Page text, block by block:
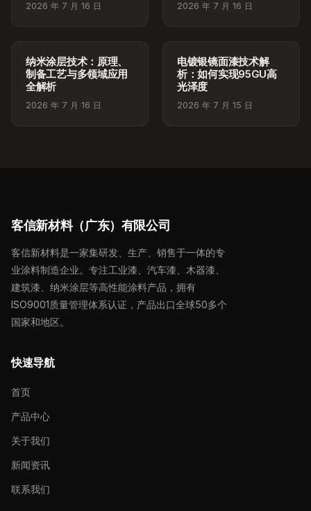
2026 年 7 月 16 日 2026 年 7 月 16 日
纳米涂层技术：原理、
制备工艺与多领域应用
全解析
2026 年 7 月 16 日
电镀银镜面漆技术解
析：如何实现95GU高
光泽度
2026 年 7 月 15 日
客信新材料（广东）有限公司
客信新材料是一家集研发、生产、销售于一体的专
业涂料制造企业。专注工业漆、汽车漆、木器漆、
建筑漆、纳米涂层等高性能涂料产品，拥有
ISO9001质量管理体系认证，产品出口全球50多个
国家和地区。
快速导航
首页
产品中心
关于我们
新闻资讯
联系我们